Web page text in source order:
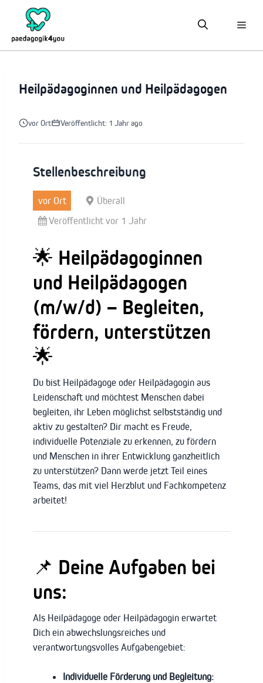
springen
Heilpädagoginnen und Heilpädagogen
vor Ort Veröffentlicht: 1 Jahr ago
Stellenbeschreibung
vor Ort
Überall
Veröffentlicht vor 1 Jahr
🌟 Heilpädagoginnen
und Heilpädagogen
(m/w/d) – Begleiten,
fördern, unterstützen
🌟
Du bist Heilpädagoge oder Heilpädagogin aus
Leidenschaft und möchtest Menschen dabei
begleiten, ihr Leben möglichst selbstständig und
aktiv zu gestalten? Dir macht es Freude,
individuelle Potenziale zu erkennen, zu fördern
und Menschen in ihrer Entwicklung ganzheitlich
zu unterstützen? Dann werde jetzt Teil eines
Teams, das mit viel Herzblut und Fachkompetenz
arbeitet!
📌 Deine Aufgaben bei
uns:
Als Heilpädagoge oder Heilpädagogin erwartet
Dich ein abwechslungsreiches und
verantwortungsvolles Aufgabengebiet:
Individuelle Förderung und Begleitung: